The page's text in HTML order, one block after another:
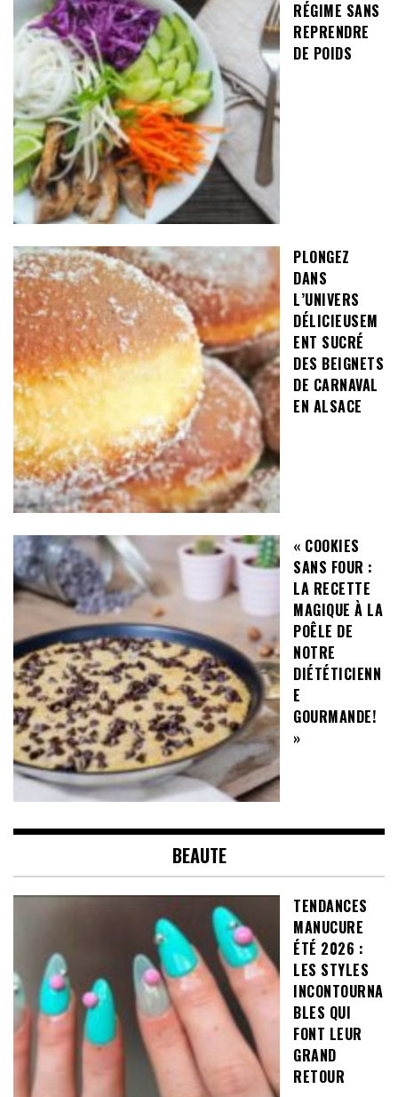
RÉGIME SANS
REPRENDRE
DE POIDS
PLONGEZ
DANS
L’UNIVERS
DÉLICIEUSEM
ENT SUCRÉ
DES BEIGNETS
DE CARNAVAL
EN ALSACE
« COOKIES
SANS FOUR :
LA RECETTE
MAGIQUE À LA
POÊLE DE
NOTRE
DIÉTÉTICIENN
E
GOURMANDE!
»
BEAUTE
TENDANCES
MANUCURE
ÉTÉ 2026 :
LES STYLES
INCONTOURNA
BLES QUI
FONT LEUR
GRAND
RETOUR